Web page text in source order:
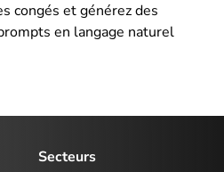
congés et générez des
en langage naturel
Secteurs